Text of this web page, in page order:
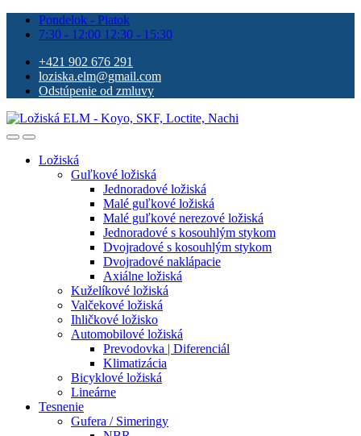
Pondelok - Piatok
7:30 - 12:00 12:30 - 15:30
+421 902 676 291
loziska.elm@gmail.com
Odstúpenie od zmluvy
Ložiská
Guľkové ložiská
Jednoradové ložiská
Malé guľkové ložiská
Malé guľkové nerezové ložiská
Jednoradové s kosouhlým stykom
Dvojradové s kosouhlým stykom
Dvojradové naklápacie
Axiálne ložiská
Kuželíkové ložiská
Valčekové ložiská
Ihličkové ložisko
Automobilové ložiská
Prevodovka | Diferenciál
Klimatizácia
Bicyklové ložiská
Lineárne
Tesnenie
Gufera / Simeringy